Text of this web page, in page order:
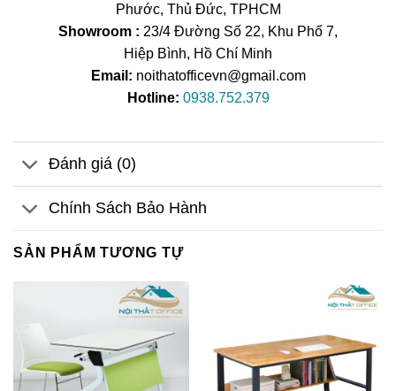
Phước, Thủ Đức, TPHCM
Showroom : 23/4 Đường Số 22, Khu Phố 7,
Hiệp Bình, Hồ Chí Minh
Email: noithatofficevn@gmail.com
Hotline: 0938.752.379
Đánh giá (0)
Chính Sách Bảo Hành
SẢN PHẨM TƯƠNG TỰ